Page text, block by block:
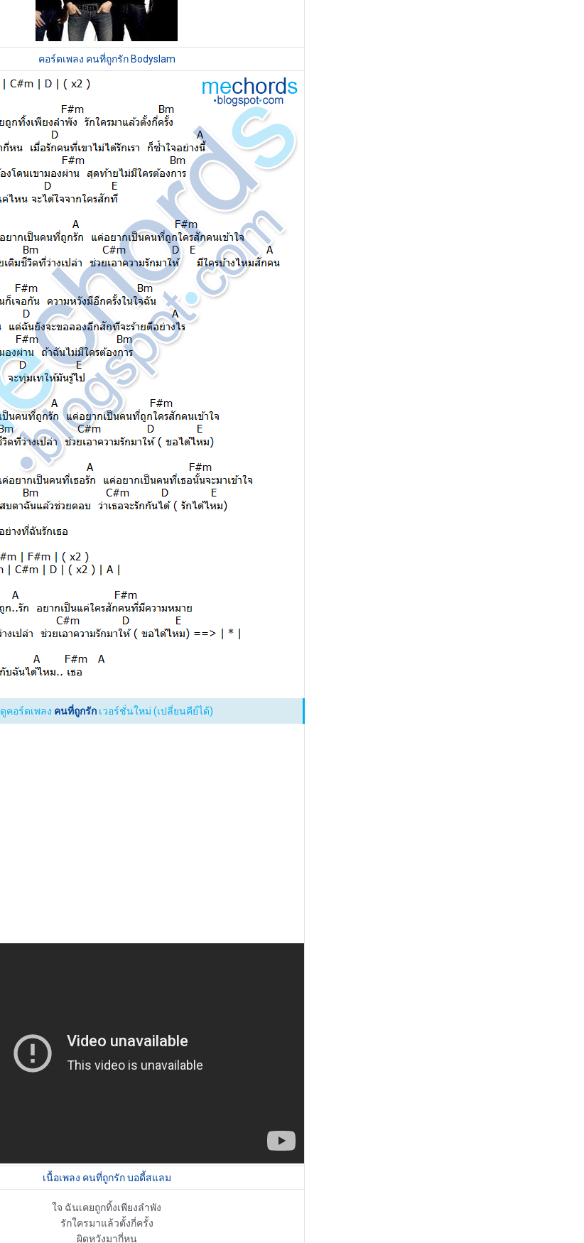
คอร์ดเพลง คนที่ถูกรัก Bodyslam
ดูคอร์ดเพลง คนที่ถูกรัก เวอร์ชั่นใหม่ (เปลี่ยนคีย์ได้)
เนื้อเพลง คนที่ถูกรัก บอดี้สแลม
ใจ ฉันเคยถูกทิ้งเพียงลำพัง
รักใครมาแล้วตั้งกี่ครั้ง
ผิดหวังมากี่หน